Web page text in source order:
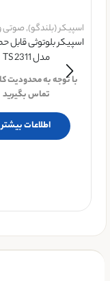
اسپیکر (بلندگو),صوتی
اسپیکر بلوتوثی قابل
مدل TS 2311
با توجه به محدودیت
تماس بگیرید
اطلاعات بیشتر